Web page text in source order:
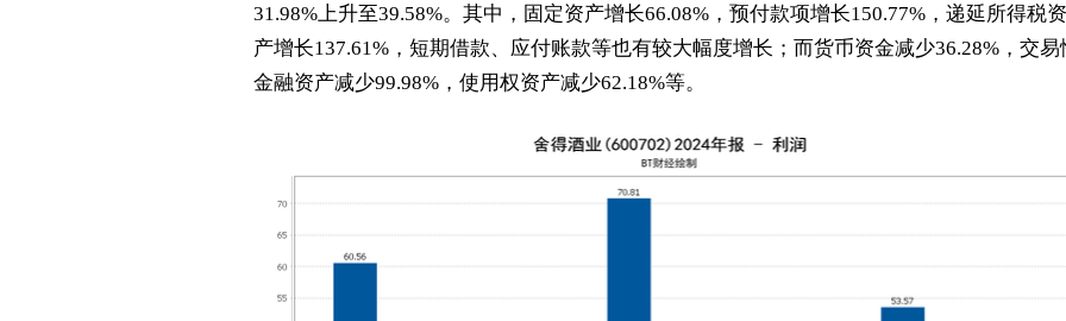
31.98%上升至39.58%。其中，固定资产增长66.08%，预付款项增长150.77%，递延所得税资
产增长137.61%，短期借款、应付账款等也有较大幅度增长；而货币资金减少36.28%，交易
金融资产减少99.98%，使用权资产减少62.18%等。